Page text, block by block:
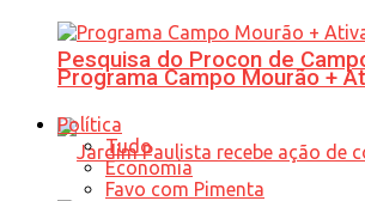
Pesquisa do Procon de
Programa Campo Mourão +
Política
Tudo
Economia
Favo com Pimenta